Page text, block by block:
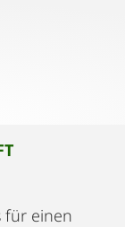
für einen